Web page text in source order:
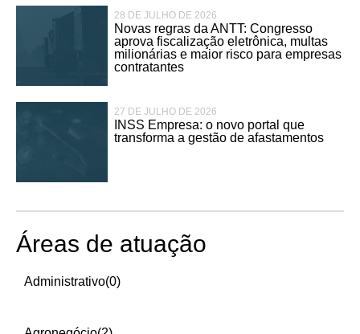
28 DE JULHO DE 2026
Novas regras da ANTT: Congresso
aprova fiscalização eletrônica, multas
milionárias e maior risco para empresas
contratantes
27 DE JULHO DE 2026
INSS Empresa: o novo portal que
transforma a gestão de afastamentos
Áreas de atuação
Administrativo(0)